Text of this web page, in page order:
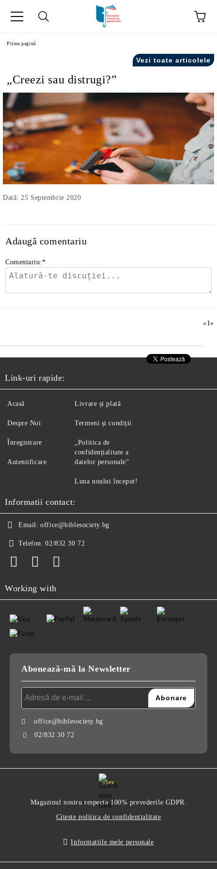
Prima pagină
Vezi toate articolele
„Creezi sau distrugi?”
Dată: 25 Septembrie 2020
Adaugă comentariu
Comentariu:*
«1»
Link-uri rapide:
Acasă
Despre Noi
Înregistrare
Autentificare
Livrare și plată
Termeni și condiții
„Politica de
confidențialitate a
datelor personale”
Luna noului început!
Informatii contact:
Email: office@biblesociety.bg
Telefon: 02/832 30 72
Working with
Abonează-mă la Newsletter
office@biblesociety.bg
02/832 30 72
GDPR
Magazinul nostru respecta 100% prevederile GDPR.
Citeste politica de confidentialitate
Informatiile mele personale